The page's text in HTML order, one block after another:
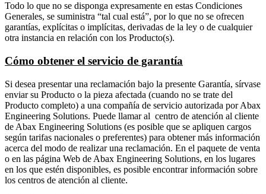
Todo lo que no se disponga expresamente en estas Condiciones
Generales, se suministra “tal cual está”, por lo que no se ofrecen
garantías, explícitas o implícitas, derivadas de la ley o de cualquier
otra instancia en relación con los Producto(s).
Cómo obtener el servicio de garantía
Si desea presentar una reclamación bajo la presente Garantía, sírvase
enviar su Producto o la pieza afectada (cuando no se trate del
Producto completo) a una compañía de servicio autorizada por Abax
Engineering Solutions. Puede llamar al centro de atención al cliente
de Abax Engineering Solutions (es posible que se apliquen cargos
según tarifas nacionales o preferentes) para obtener más información
acerca del modo de realizar una reclamación. En el paquete de venta
o en las página Web de Abax Engineering Solutions, en los lugares
en los que estén disponibles, es posible encontrar información sobre
los centros de atención al cliente.